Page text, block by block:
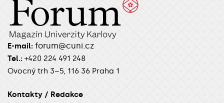
E-mail: forum@cuni.cz
Tel.: +420 224 491 248
Ovocný trh 3–5, 116 36 Praha 1
Kontakty / Redakce